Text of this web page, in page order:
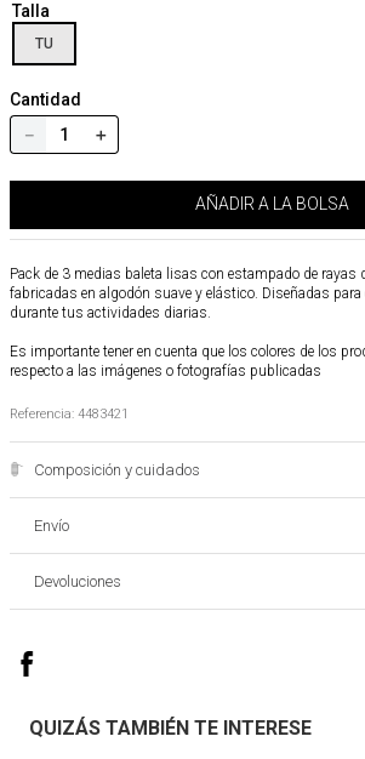
Talla
TU
Cantidad
＋
－
AÑADIR A LA BOLSA
Pack de 3 medias baleta lisas con estampado de
fabricadas en algodón suave y elástico. Diseñadas
durante tus actividades diarias.
Es importante tener en cuenta que los colores de los
respecto a las imágenes o fotografías publicadas
Referencia: 4483421
Composición y cuidados
Envío
Devoluciones
QUIZÁS TAMBIÉN TE INTERESE